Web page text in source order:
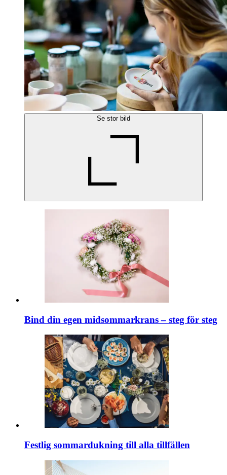
Se stor bild
Bind din egen midsommarkrans – steg för steg
Festlig sommardukning till alla tillfällen